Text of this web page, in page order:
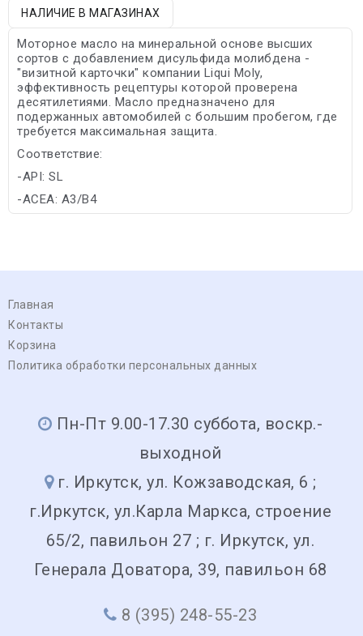
НАЛИЧИЕ В МАГАЗИНАХ
Моторное масло на минеральной основе высших
сортов с добавлением дисульфида молибдена -
"визитной карточки" компании Liqui Moly,
эффективность рецептуры которой проверена
десятилетиями. Масло предназначено для
подержанных автомобилей с большим пробегом, где
требуется максимальная защита.
Соответствие:
-API: SL
-ACEA: A3/B4
Главная
Контакты
Корзина
Политика обработки персональных данных
Пн-Пт 9.00-17.30 суббота, воскр.-
выходной
г. Иркутск, ул. Кожзаводская, 6 ;
г.Иркутск, ул.Карла Маркса, строение
65/2, павильон 27 ; г. Иркутск, ул.
Генерала Доватора, 39, павильон 68
8 (395) 248-55-23